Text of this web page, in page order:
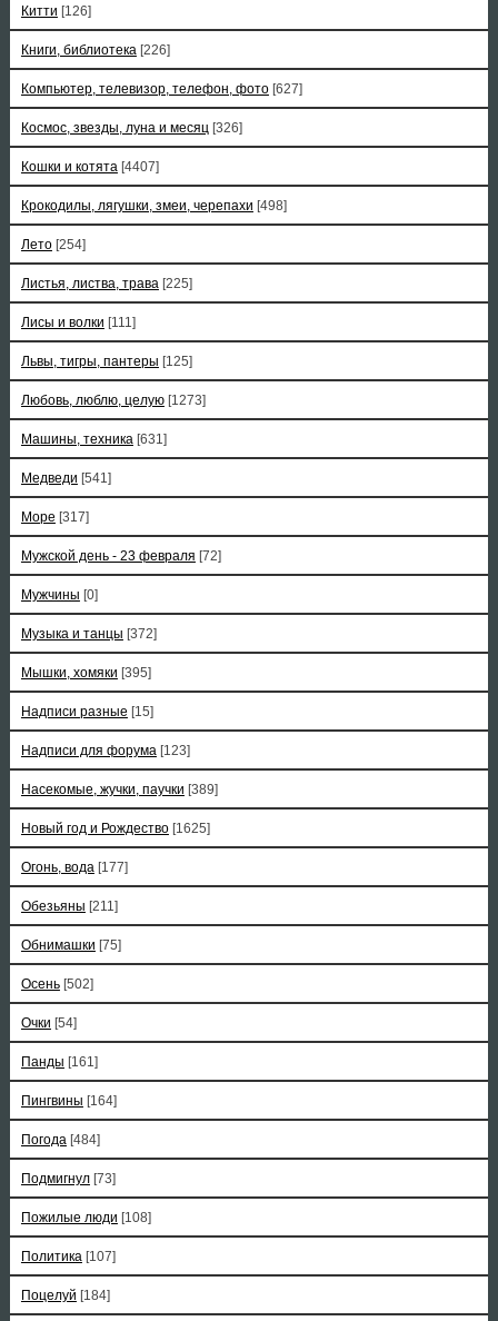
Китти [126]
Книги, библиотека [226]
Компьютер, телевизор, телефон, фото [627]
Космос, звезды, луна и месяц [326]
Кошки и котята [4407]
Крокодилы, лягушки, змеи, черепахи [498]
Лето [254]
Листья, листва, трава [225]
Лисы и волки [111]
Львы, тигры, пантеры [125]
Любовь, люблю, целую [1273]
Машины, техника [631]
Медведи [541]
Море [317]
Мужской день - 23 февраля [72]
Мужчины [0]
Музыка и танцы [372]
Мышки, хомяки [395]
Надписи разные [15]
Надписи для форума [123]
Насекомые, жучки, паучки [389]
Новый год и Рождество [1625]
Огонь, вода [177]
Обезьяны [211]
Обнимашки [75]
Осень [502]
Очки [54]
Панды [161]
Пингвины [164]
Погода [484]
Подмигнул [73]
Пожилые люди [108]
Политика [107]
Поцелуй [184]